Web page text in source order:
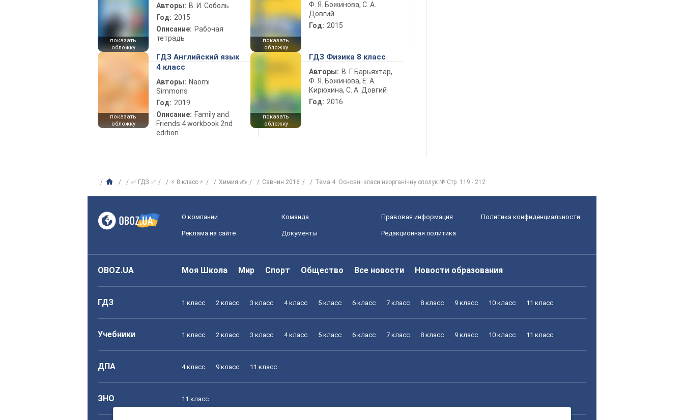
показать
обложку
Авторы: В. И. Соболь
Год: 2015
Описание: Рабочая
тетрадь
показать
обложку
Ф. Я. Божинова, С. А.
Довгий
Год: 2015
показать
обложку
ГДЗ Английский язык
4 класс
Авторы: Naomi
Simmons
Год: 2019
Описание: Family and
Friends 4 workbook 2nd
edition
показать
обложку
ГДЗ Физика 8 класс
Авторы: В. Г. Барьяхтар,
Ф. Я. Божинова, Е. А.
Кирюхина, С. А. Довгий
Год: 2016
✅ ГДЗ ✅ ⚡ 8 класс ⚡ Химия ✍ Савчин 2016 Тема 4. Основні класи неорганічну сполук № Стр. 119 - 212
О компании Команда Правовая информация Политика конфиденциальности
Реклама на сайте Документы Редакционная политика
OBOZ.UA Моя Школа Мир Спорт Общество Все новости Новости образования
ГДЗ 1 класс 2 класс 3 класс 4 класс 5 класс 6 класс 7 класс 8 класс 9 класс 10 класс 11 класс
Учебники 1 класс 2 класс 3 класс 4 класс 5 класс 6 класс 7 класс 8 класс 9 класс 10 класс 11 класс
ДПА 4 класс 9 класс 11 класс
ЗНО 11 класс